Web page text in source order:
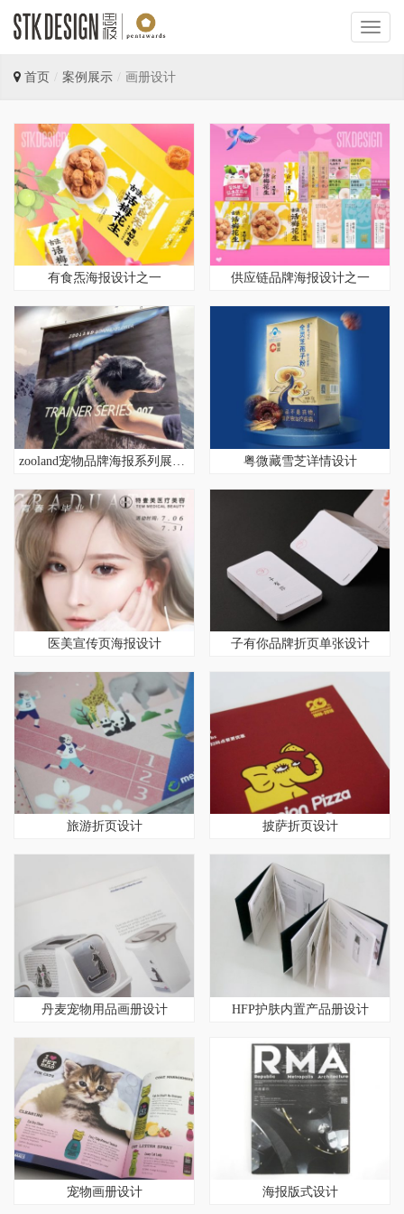
首页 案例展示 画册设计
有食炁海报设计之一 供应链品牌海报设计之一
粤微藏雪芝详情设计
医美宣传页海报设计 子有你品牌折页单张设计
旅游折页设计 披萨折页设计
丹麦宠物用品画册设计 HFP护肤内置产品册设计
宠物画册设计 海报版式设计